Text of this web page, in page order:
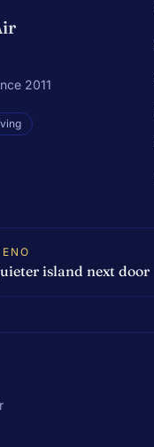
2011
island next door